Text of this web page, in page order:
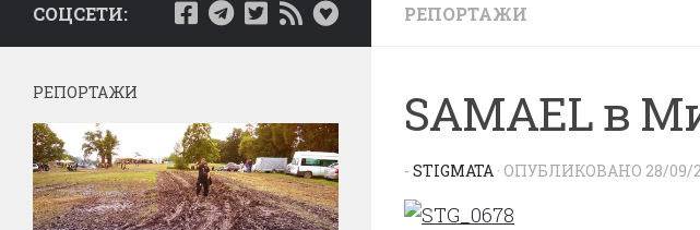
РЕПОРТАЖИ
SAMAEL в
- STIGMATA · ОПУБЛИКОВАНО 28/09/
СОЦСЕТИ:
РЕПОРТАЖИ